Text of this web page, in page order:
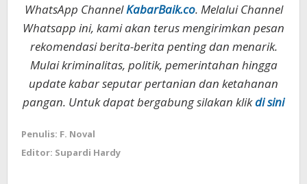
WhatsApp ChannelKabarBaik.co. Melalui Channel
Whatsapp ini, kami akan terus mengirimkan pesan
rekomendasi berita-berita penting dan menarik.
Mulai kriminalitas, politik, pemerintahan hingga
update kabar seputar pertanian dan ketahanan
pangan. Untuk dapat bergabung silakan klikdi sini
Penulis: F. Noval
Editor: Supardi Hardy